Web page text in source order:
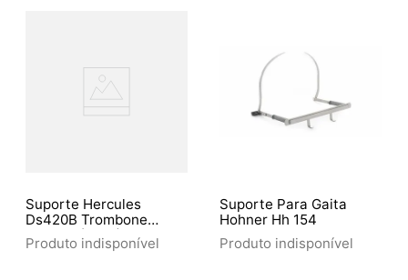
Suporte Hercules
Ds420B Trombone
Travlite (5813)
Produto indisponível
Suporte Para Gaita
Hohner Hh 154
Produto indisponível